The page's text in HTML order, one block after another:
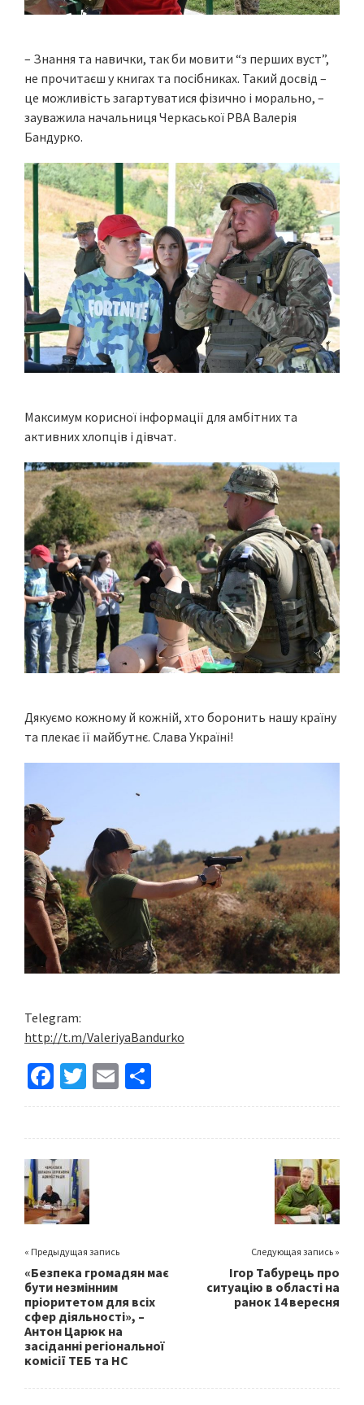
– Знання та навички, так би мовити “з перших вуст”,
не прочитаєш у книгах та посібниках. Такий досвід –
це можливість загартуватися фізично і морально, –
зауважила начальниця Черкаської РВА Валерія
Бандурко.
Максимум корисної інформації для амбітних та
активних хлопців і дівчат.
Дякуємо кожному й кожній, хто боронить нашу країну
та плекає її майбутнє. Слава Україні!
Telegram:
http://t.m/ValeriyaBandurko
Fa
ce
o
o
k
T
wi
er
E
m h
« Предыдущая запись
«Безпека громадян має
бути незмінним
пріоритетом для всіх
сфер діяльності», –
Антон Царюк на
засіданні регіональної
комісії ТЕБ та НС
Следующая запись »
Ігор Табурець про
ситуацію в області на
ранок 14 вересня